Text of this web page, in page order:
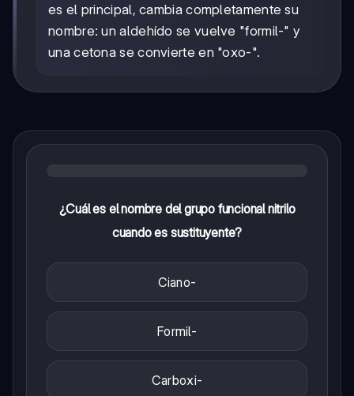
es el principal, cambia completamente su
nombre: un aldehído se vuelve "formil-" y
una cetona se convierte en "oxo-".
¿Cuál es el nombre del grupo funcional nitrilo
cuando es sustituyente?
Ciano-
Formil-
Carboxi-